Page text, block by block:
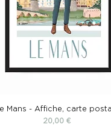
Mans - Affiche, carte
Prix
20,00 €